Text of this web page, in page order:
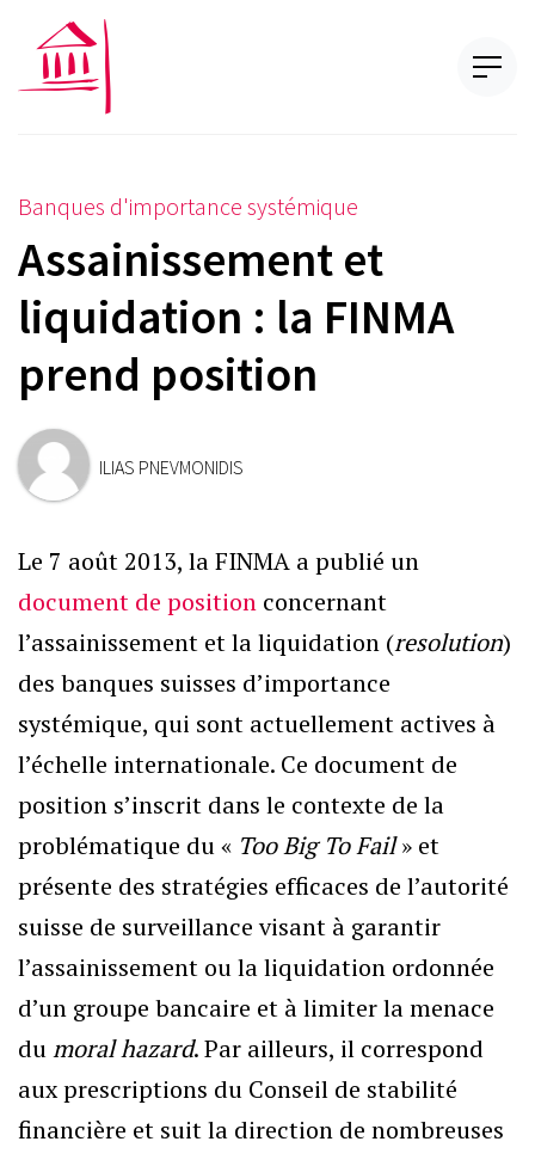
Banques d'importance systémique
Assainissement et
liquidation : la FINMA
prend position
ILIAS PNEVMONIDIS
Le 7 août 2013, la FINMA a publié un
document de position concernant
l’assainissement et la liquidation (resolution)
des banques suisses d’importance
systémique, qui sont actuellement actives à
l’échelle internationale. Ce document de
position s’inscrit dans le contexte de la
problématique du « Too Big To Fail» et
présente des stratégies efficaces de l’autorité
suisse de surveillance visant à garantir
l’assainissement ou la liquidation ordonnée
d’un groupe bancaire et à limiter la menace
dumoral hazard. Par ailleurs, il correspond
aux prescriptions du Conseil de stabilité
financière et suit la direction de nombreuses